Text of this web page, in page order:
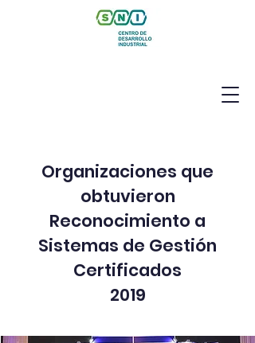
Organizaciones que
obtuvieron
Reconocimiento a
Sistemas de Gestión
Certificados
2019